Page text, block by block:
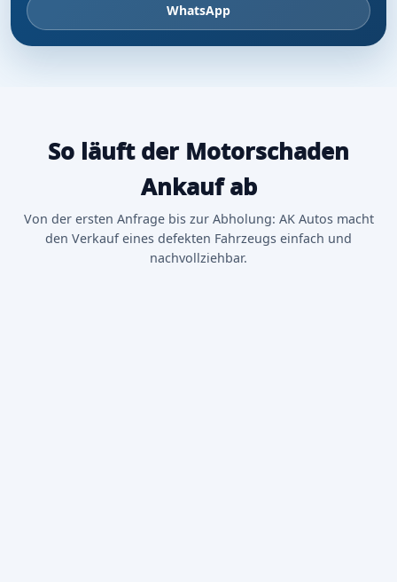
WhatsApp
So läuft der Motorschaden
Ankauf ab
Von der ersten Anfrage bis zur Abholung: AK Autos macht
den Verkauf eines defekten Fahrzeugs einfach und
nachvollziehbar.